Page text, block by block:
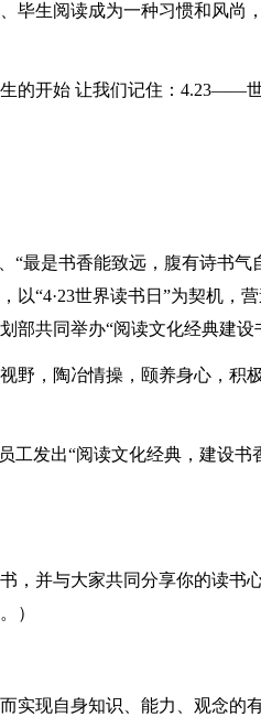
毕生阅读成为一种习惯和风尚
生的开始 让我们记住：
“最是书香能致远，腹有诗书气
“4·23世界读书日”为契机，
共同举办“阅读文化经典建设
野，陶冶情操，颐养身心，积
工发出“阅读文化经典，建设书
，并与大家共同分享你的读书
）
实现自身知识、能力、观念的